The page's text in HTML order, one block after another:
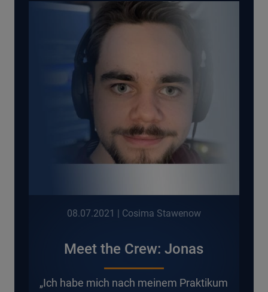
08.07.2021 | Cosima Stawenow
Meet the Crew: Jonas
„Ich habe mich nach meinem Praktikum